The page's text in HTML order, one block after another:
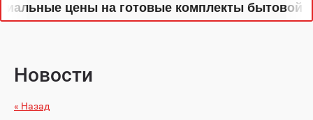
цены на готовые комплекты бытовой
Новости
« Назад